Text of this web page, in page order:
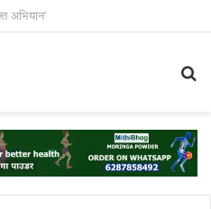
घेराव किया’